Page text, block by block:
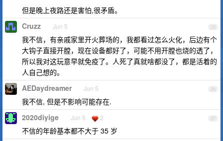
但是晚上夜路还是害怕,很矛盾。
25
Cruzz Jun 5
我不信，有亲戚家里开火葬场的，我都看过怎么火化，后边有个
大钩子直接开膛，现在设备都好了，可能不用开膛也烧的透了，
所以我对这玩意早就免疫了。人死了真就啥都没了，都是活着的
人自己想的。
26
AEDaydreamer Jun 5
我不信, 但是不影响可能存在.
27
2020diyige Jun 5 2
不信的年龄基本都不大于 35 岁